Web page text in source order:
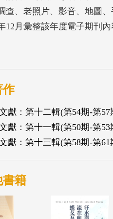
查、老照片、影音、地圖
12月彙整該年度電子期刊
作
獻：第十二輯(第54期-第57
獻：第十一輯(第50期-第53
獻：第十三輯(第58期-第61
書籍